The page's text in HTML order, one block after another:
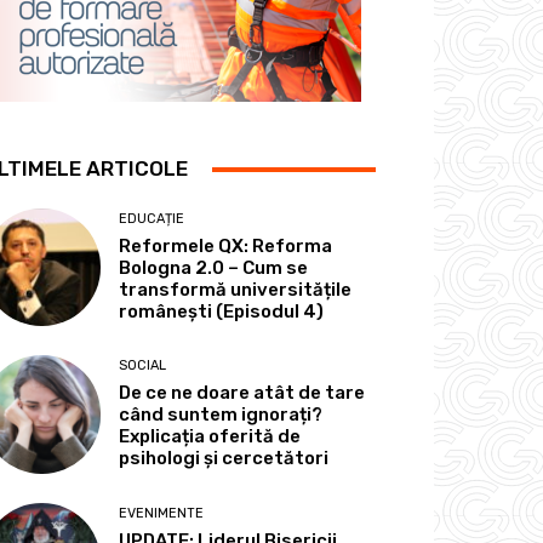
ARTICOLE
EDUCAȚIE
Reformele QX: Reforma
Bologna 2.0 – Cum se
transformă universitățile
românești (Episodul 4)
SOCIAL
De ce ne doare atât de tare
când suntem ignorați?
Explicația oferită de
psihologi și cercetători
EVENIMENTE